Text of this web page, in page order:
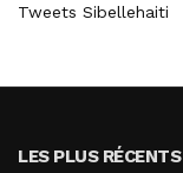
Tweets Sibellehaiti
LES PLUS RÉCENTS